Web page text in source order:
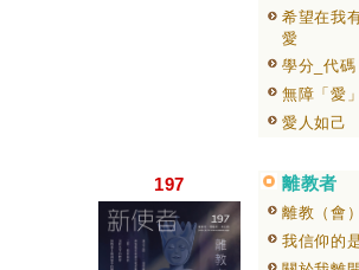
希望在我
愛
學分_代
無障「愛
愛人如己
197 離教者
離教（會
我信仰的